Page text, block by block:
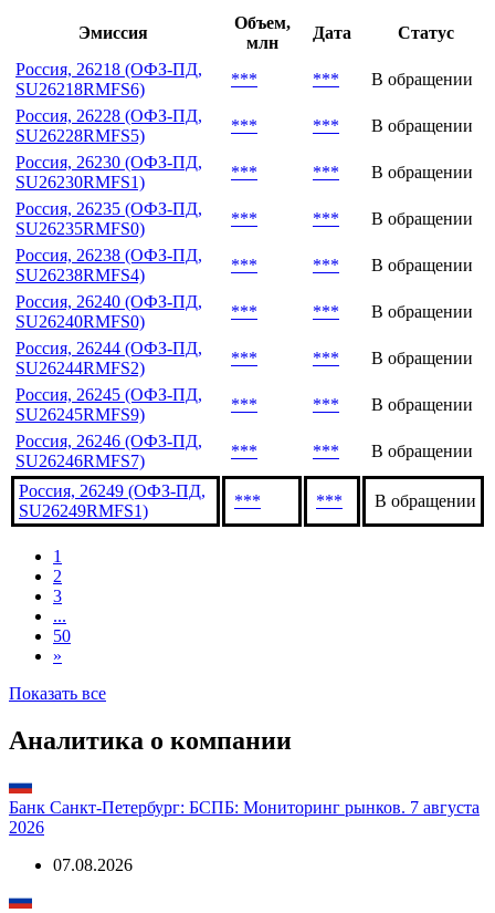
Эмиссия
Объем,
млн
Дата
Статус
Россия, 26218 (ОФЗ-ПД,
SU26218RMFS6)
*** ***
В обращении
Россия, 26228 (ОФЗ-ПД,
SU26228RMFS5)
*** ***
В обращении
Россия, 26230 (ОФЗ-ПД,
SU26230RMFS1)
*** ***
В обращении
Россия, 26235 (ОФЗ-ПД,
SU26235RMFS0)
*** ***
В обращении
Россия, 26238 (ОФЗ-ПД,
SU26238RMFS4)
*** ***
В обращении
Россия, 26240 (ОФЗ-ПД,
SU26240RMFS0)
*** ***
В обращении
Россия, 26244 (ОФЗ-ПД,
SU26244RMFS2)
*** ***
В обращении
Россия, 26245 (ОФЗ-ПД,
SU26245RMFS9)
*** ***
В обращении
Россия, 26246 (ОФЗ-ПД,
SU26246RMFS7)
*** *** В обращении
Россия, 26249 (ОФЗ-ПД,
SU26249RMFS1)
*** *** В обращении
1
2
3
...
50
»
Показать все
Аналитика о компании
Банк Санкт-Петербург: БСПБ: Мониторинг рынков. 7 августа
2026
07.08.2026